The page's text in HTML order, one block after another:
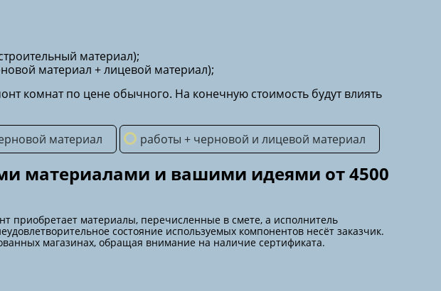
материал);
материал + лицевой материал);
комнат по цене обычного. На конечную стоимость будут влиять
материал работы + черновой и лицевой материал
материалами и вашими идеями от 4500
приобретает материалы, перечисленные в смете, а исполнитель
состояние используемых компонентов несёт заказчик.
магазинах, обращая внимание на наличие сертификата.